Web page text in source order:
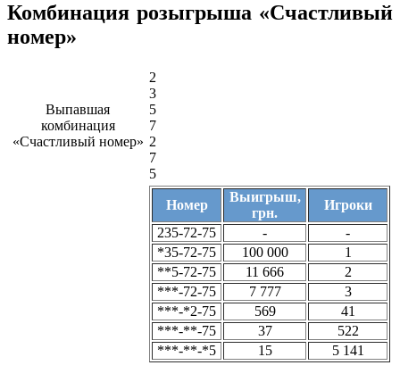
Комбинация розыгрыша «Счастливый
номер»
Выпавшая
комбинация
«Счастливый номер»
2
3
5
7
2
7
5
Номер
Выигрыш,
грн.
Игроки
235-72-75
-
-
*35-72-75
100 000
1
**5-72-75
11 666
2
***-72-75
7 777
3
***-*2-75
569
41
***-**-75
37
522
***-**-*5
15 5 141